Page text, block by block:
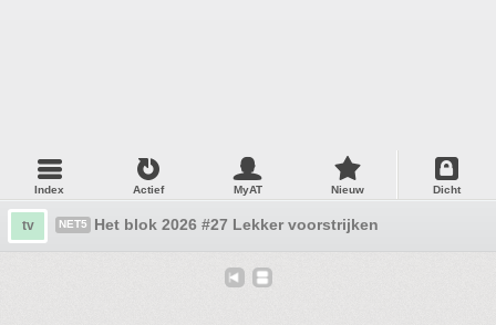
Index Actief MyAT Nieuw Dicht
tv NET5 Het blok 2026 #27 Lekker voorstrijken